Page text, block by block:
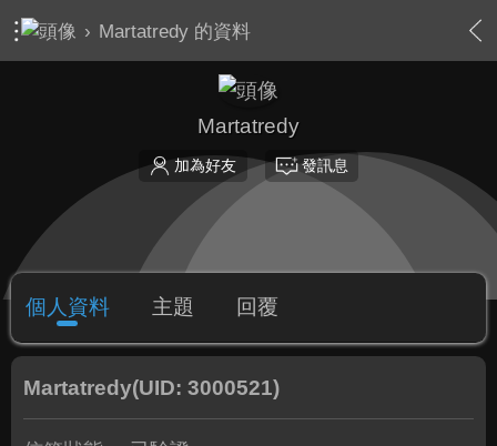
› Martatredy 的資料
Martatredy
加為好友 發訊息
個人資料 主題 回覆
Martatredy(UID: 3000521)